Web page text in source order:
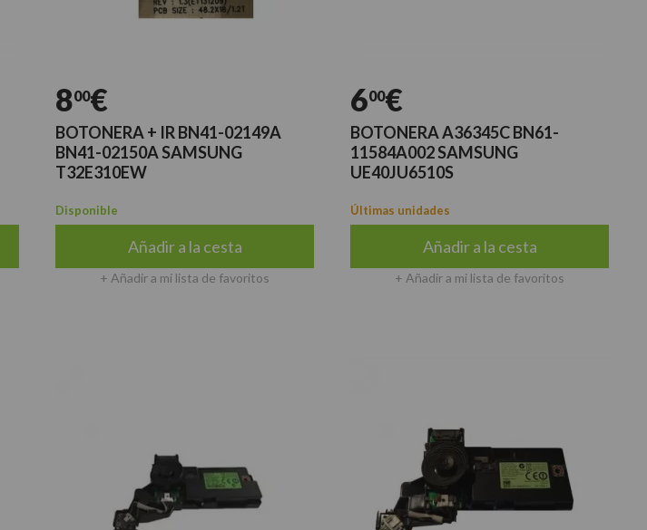
800€
BOTONERA + IR BN41-02149A
BN41-02150A SAMSUNG
T32E310EW
Disponible
Añadir a la cesta
+ Añadir a mi lista de favoritos
600€
BOTONERA A36345C BN61-
11584A002 SAMSUNG
UE40JU6510S
Últimas unidades
Añadir a la cesta
+ Añadir a mi lista de favoritos